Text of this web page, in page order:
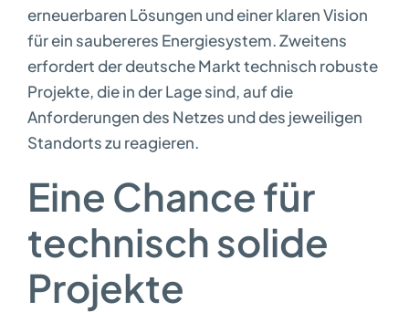
erneuerbaren Lösungen und einer klaren Vision
für ein saubereres Energiesystem. Zweitens
erfordert der deutsche Markt technisch robuste
Projekte, die in der Lage sind, auf die
Anforderungen des Netzes und des jeweiligen
Standorts zu reagieren.
Eine Chance für
technisch solide
Projekte